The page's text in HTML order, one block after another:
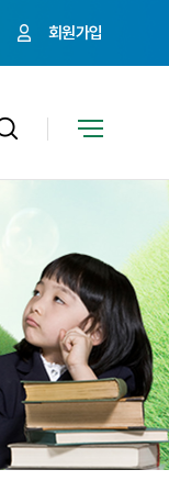
회원가입